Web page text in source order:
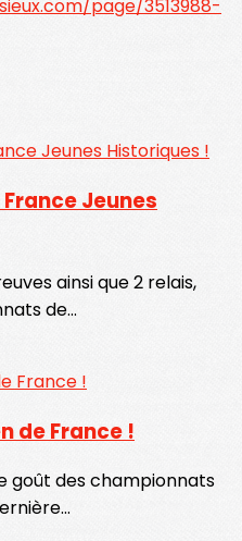
page/3513988-
Jeunes
ainsi que 2 relais,
de...
de France !
goût des championnats